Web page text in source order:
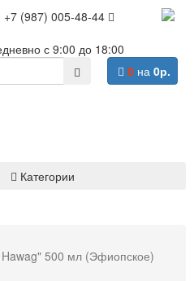
+7 (987) 005-48-44
с 9:00 до 18:00
0 на 0р.
Категории
500 мл (Эфиопское)